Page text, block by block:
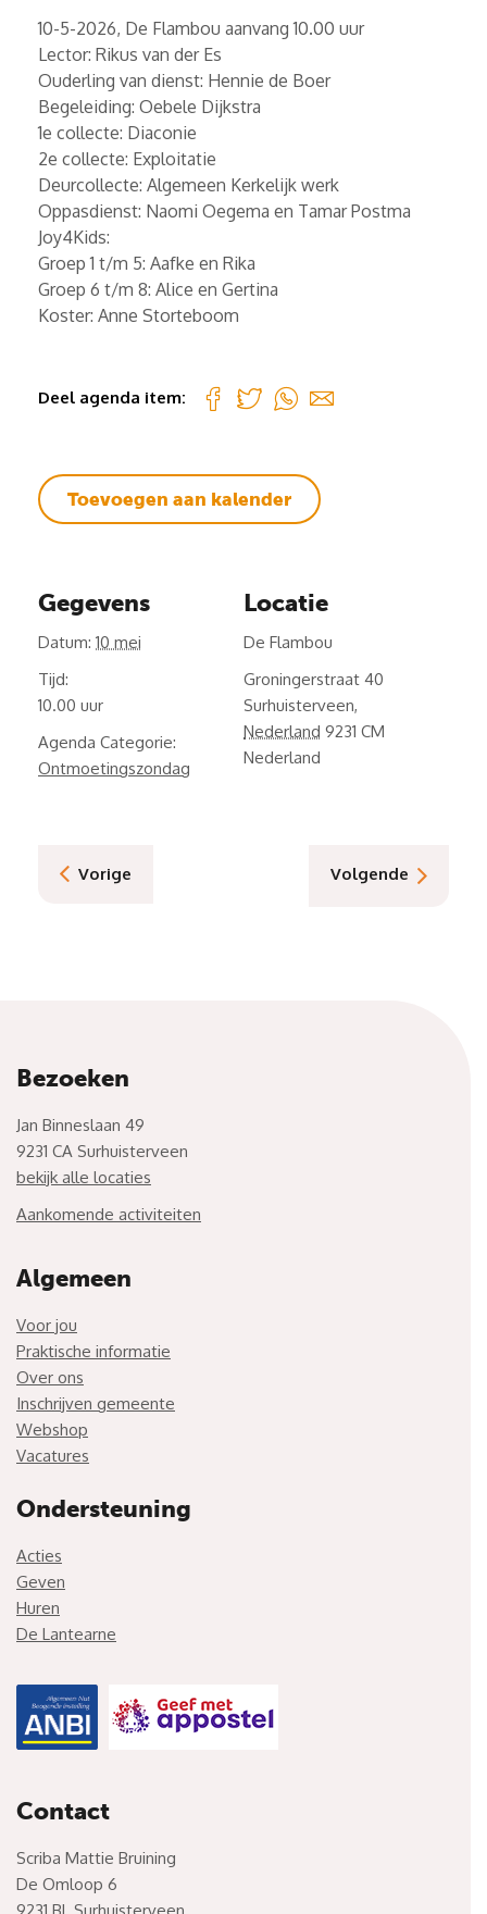
10-5-2026, De Flambou aanvang 10.00 uur
Lector: Rikus van der Es
Ouderling van dienst: Hennie de Boer
Begeleiding: Oebele Dijkstra
1e collecte: Diaconie
2e collecte: Exploitatie
Deurcollecte: Algemeen Kerkelijk werk
Oppasdienst: Naomi Oegema en Tamar Postma
Joy4Kids:
Groep 1 t/m 5: Aafke en Rika
Groep 6 t/m 8: Alice en Gertina
Koster: Anne Storteboom
Deel agenda item:
Toevoegen aan kalender
Gegevens
Datum: 10 mei
Tijd:
10.00
Agenda Categorie:
Ontmoetingszondag
Locatie
De Flambou
Groningerstraat 40
Surhuisterveen,
Nederland 9231 CM
Nederland
Vorige Volgende
Bezoeken
Jan Binneslaan 49
9231 CA Surhuisterveen
bekijk alle locaties
Aankomende activiteiten
Algemeen
Voor jou
Praktische informatie
Over ons
Inschrijven gemeente
Webshop
Vacatures
Ondersteuning
Acties
Geven
Huren
De Lantearne
Contact
Scriba Mattie Bruining
De Omloop 6